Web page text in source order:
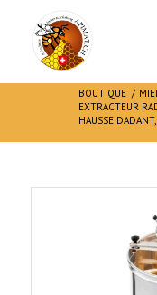
BOUTIQUE /
EXTRACTEUR
HAUSSE